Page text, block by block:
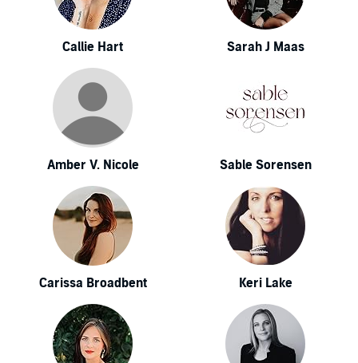
Callie Hart Sarah J Maas
Amber V. Nicole Sable Sorensen
Carissa Broadbent Keri Lake